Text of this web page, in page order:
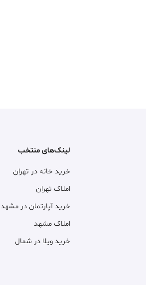
لینک‌های منتخب
خرید خانه در تهران
املاک تهران
خرید آپارتمان در مشهد
املاک مشهد
خرید ویلا در شمال